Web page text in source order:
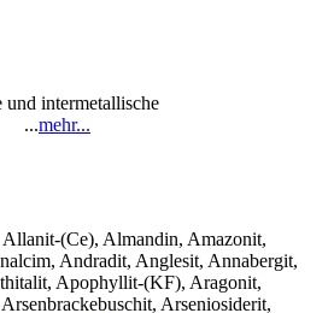
intermetallische
...mehr...
(Ce), Almandin, Amazonit,
Andradit, Anglesit, Annabergit,
Apophyllit-(KF), Aragonit,
Arseniosiderit,